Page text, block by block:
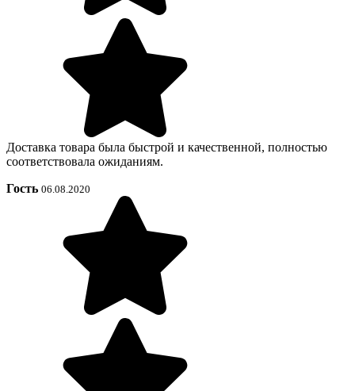
Доставка товара была быстрой и качественной, полностью
соответствовала ожиданиям.
Гость 06.08.2020